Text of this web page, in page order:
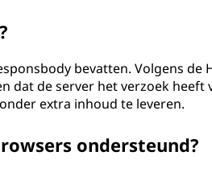
bevatten. Volgens de
dat de server het verzoek
extra inhoud te leveren.
ondersteund?